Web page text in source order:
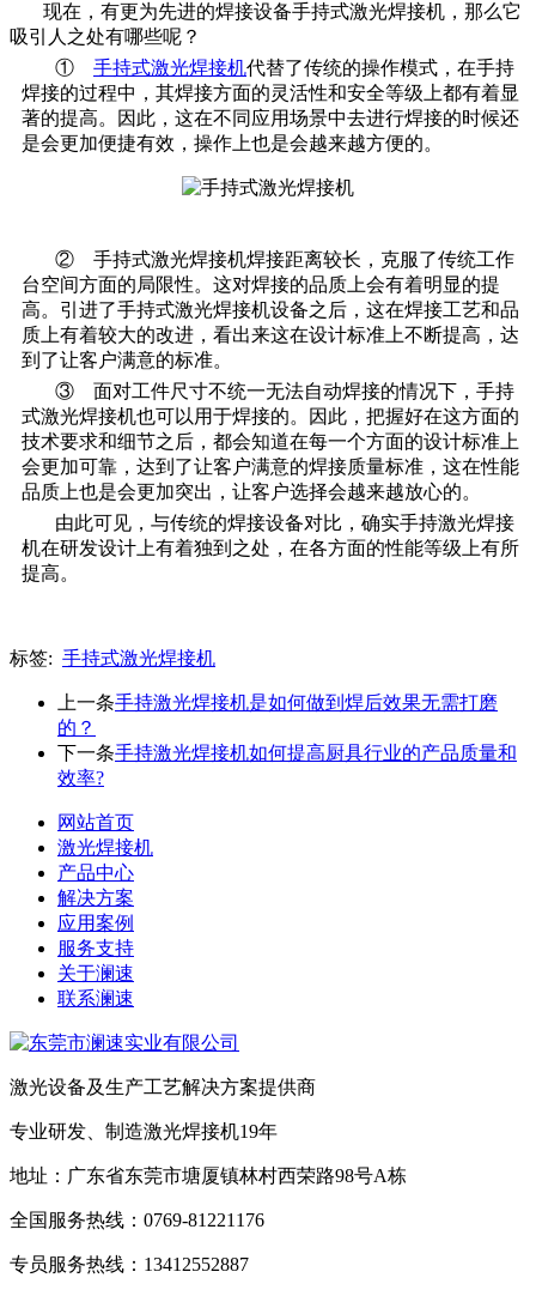
现在，有更为先进的焊接设备手持式激光焊接机，那么它
吸引人之处有哪些呢？
① 手持式激光焊接机代替了传统的操作模式，在手持
焊接的过程中，其焊接方面的灵活性和安全等级上都有着显
著的提高。因此，这在不同应用场景中去进行焊接的时候还
是会更加便捷有效，操作上也是会越来越方便的。
② 手持式激光焊接机焊接距离较长，克服了传统工作
台空间方面的局限性。这对焊接的品质上会有着明显的提
高。引进了手持式激光焊接机设备之后，这在焊接工艺和品
质上有着较大的改进，看出来这在设计标准上不断提高，达
到了让客户满意的标准。
③ 面对工件尺寸不统一无法自动焊接的情况下，手持
式激光焊接机也可以用于焊接的。因此，把握好在这方面的
技术要求和细节之后，都会知道在每一个方面的设计标准上
会更加可靠，达到了让客户满意的焊接质量标准，这在性能
品质上也是会更加突出，让客户选择会越来越放心的。
由此可见，与传统的焊接设备对比，确实手持激光焊接
机在研发设计上有着独到之处，在各方面的性能等级上有所
提高。
标签: 手持式激光焊接机
上一条手持激光焊接机是如何做到焊后效果无需打磨
的？
下一条手持激光焊接机如何提高厨具行业的产品质量和
效率?
网站首页
激光焊接机
产品中心
解决方案
应用案例
服务支持
关于澜速
联系澜速
激光设备及生产工艺解决方案提供商
专业研发、制造激光焊接机19年
地址：广东省东莞市塘厦镇林村西荣路98号A栋
全国服务热线：0769-81221176
专员服务热线：13412552887